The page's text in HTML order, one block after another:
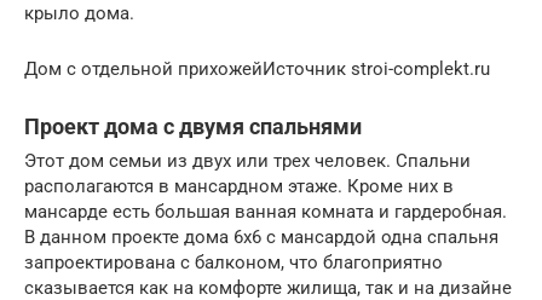
крыло дома.
Дом с отдельной прихожейИсточник stroi-complekt.ru
Проект дома с двумя спальнями
Этот дом семьи из двух или трех человек. Спальни
располагаются в мансардном этаже. Кроме них в
мансарде есть большая ванная комната и гардеробная.
В данном проекте дома 6х6 с мансардой одна спальня
запроектирована с балконом, что благоприятно
сказывается как на комфорте жилища, так и на дизайне